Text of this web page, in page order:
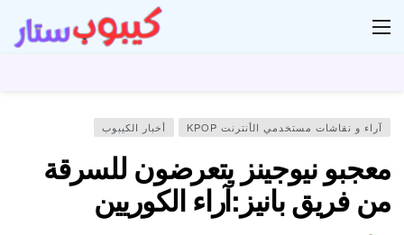
آراء و نقاشات مستخدمي الأنترنت KPOP أخبار الكيبوب
معجبو نيوجينز يتعرضون للسرقة
من فريق بانيز:آراء الكوريين